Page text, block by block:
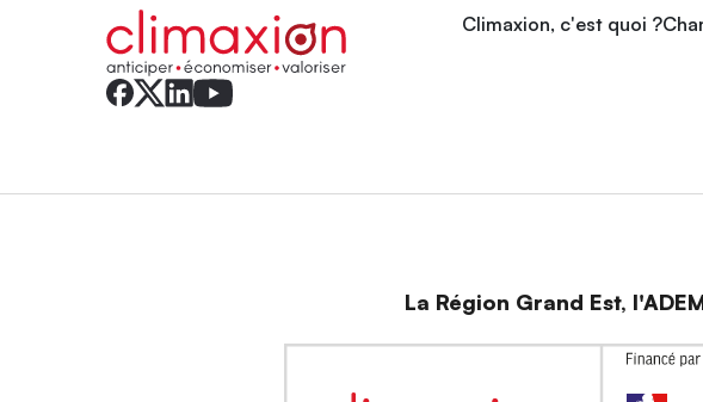
Climaxion, c'est quoi ?
La Région Grand Est,